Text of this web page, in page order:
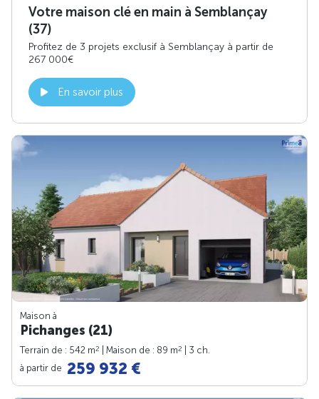
Votre maison clé en main à Semblançay
(37)
Profitez de 3 projets exclusif à Semblançay à partir de
267 000€
En savoir plus
Maison à
Pichanges (21)
Terrain de : 542 m2 | Maison de : 89 m2
| 3 ch.
à partir de 259 932 €